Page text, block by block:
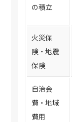
の積立
火災保
険・地震
保険
自治会
費・地域
費用